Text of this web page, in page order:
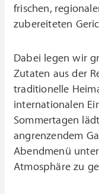
frischen,
zubereiteten
Dabei legen wir
Zutaten aus der
traditionelle
internationalen
Sommertagen
angrenzendem
Abendmenü
Atmosphäre zu